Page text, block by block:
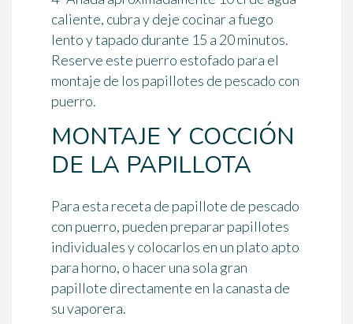
caliente, cubra y deje cocinar a fuego
lento y tapado durante 15 a 20 minutos.
Reserve este puerro estofado para el
montaje de los papillotes de pescado con
puerro.
MONTAJE Y COCCIÓN
DE LA PAPILLOTA
Para esta receta de papillote de pescado
con puerro, pueden preparar papillotes
individuales y colocarlos en un plato apto
para horno, o hacer una sola gran
papillote directamente en la canasta de
su vaporera.